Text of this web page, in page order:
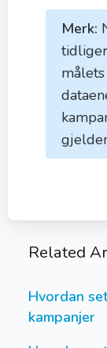
Merk:
Related
Hvordan
kampanjer